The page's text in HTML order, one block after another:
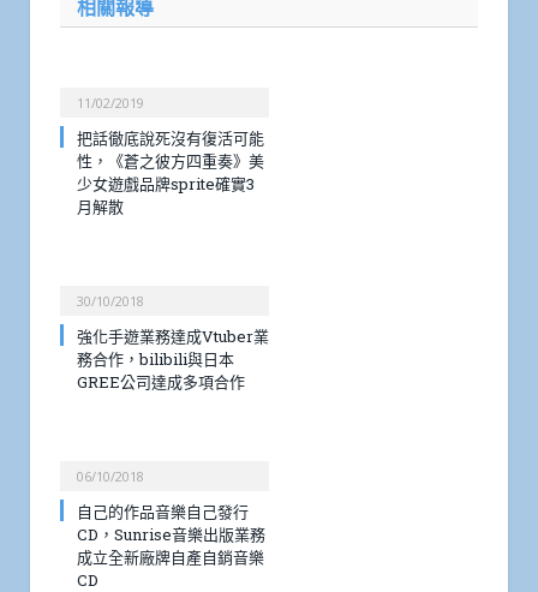
相關報導
11/02/2019
把話徹底說死沒有復活可能
性，《蒼之彼方四重奏》美
少女遊戲品牌sprite確實3
月解散
30/10/2018
強化手遊業務達成Vtuber業
務合作，bilibili與日本
GREE公司達成多項合作
06/10/2018
自己的作品音樂自己發行
CD，Sunrise音樂出版業務
成立全新廠牌自產自銷音樂
CD